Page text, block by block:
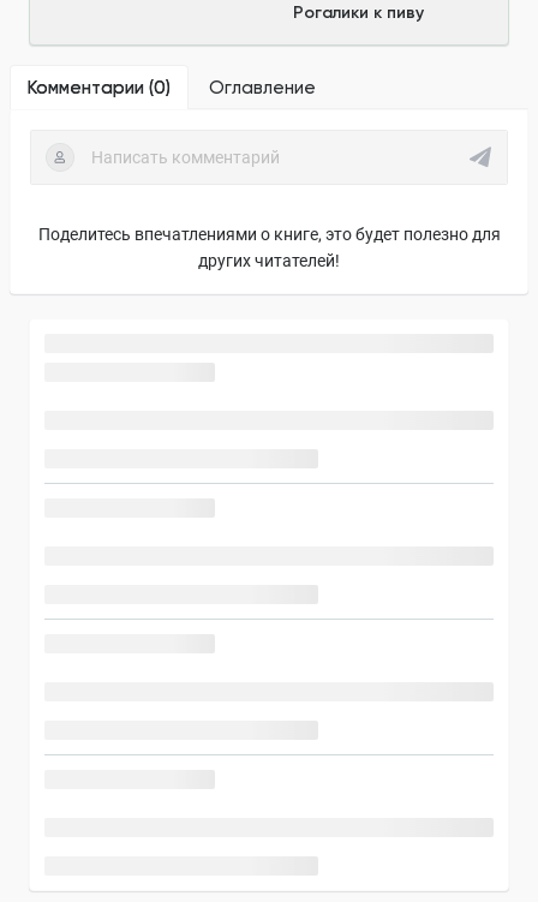
Рогалики к пиву
Комментарии (0) Оглавление
Поделитесь впечатлениями о книге, это будет полезно для
других читателей!